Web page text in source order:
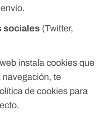
sociales (Twitter,
instala cookies que
te
de cookies para